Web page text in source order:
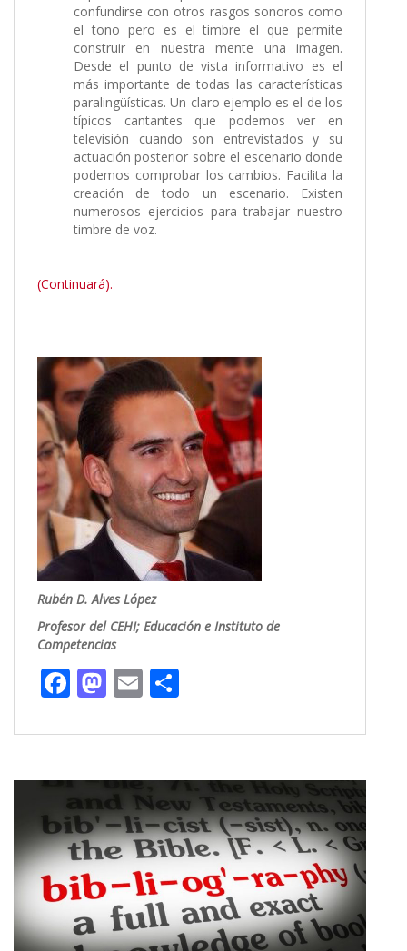
confundirse con otros rasgos sonoros como
el tono pero es el timbre el que permite
construir en nuestra mente una imagen.
Desde el punto de vista informativo es el
más importante de todas las características
paralingüísticas. Un claro ejemplo es el de los
típicos cantantes que podemos ver en
televisión cuando son entrevistados y su
actuación posterior sobre el escenario donde
podemos comprobar los cambios. Facilita la
creación de todo un escenario. Existen
numerosos ejercicios para trabajar nuestro
timbre de voz.
(Continuará).
Rubén D. Alves López
Profesor del CEHI; Educación e Instituto de
Competencias
F
e
b
o
o
k
M
to
d
o
n
E
ai
l
m
p
ar
ti
r